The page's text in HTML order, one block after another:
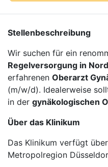
Stellenbeschreibung
Wir suchen für ein
Regelversorgung in
erfahrenen Oberarzt
(m/w/d). Idealerweise
in der gynäkologischen
Über das Klinikum
Das Klinikum verfügt über
Metropolregion